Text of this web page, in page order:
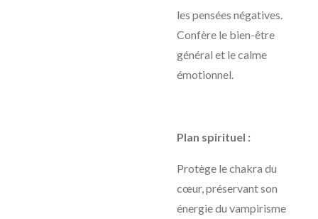
les pensées négatives.
Confère le bien-être
général et le calme
émotionnel.
Plan spirituel :
Protège le chakra du
cœur, préservant son
énergie du vampirisme